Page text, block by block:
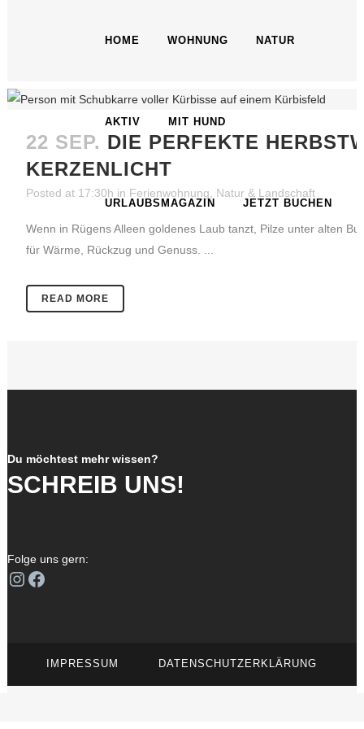
HOME WOHNUNG NATUR
AKTIV MIT HUND
URLAUBSMAGAZIN JETZT BUCHEN
22 SEP. DIE PERFEKTE
KERZENLICHT
Posted at 17:30h in Ferienwohnung Natur & Landschaft
Wenn in Rügens Alleen goldenes Laub tanzt, Pilze unter alten
für Wärme, Rückzug und Genuss. ...
READ MORE
Du möchtest mehr wissen?
SCHREIB UNS!
Folge uns gern:
Instagram
Facebook
IMPRESSUM DATENSCHUTZERKLÄRUNG